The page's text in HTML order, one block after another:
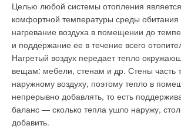
Целью любой системы отопления
комфортной температуры среды обитания
нагревание воздуха в помещении до
и поддержание ее в течение всего
Нагретый воздух передает тепло
вещам: мебели, стенам и др. Стены часть
наружному воздуху, поэтому тепло в
непрерывно добавлять, то есть
баланс — сколько тепла ушло наружу,
добавить.
реактопласта,
армированного
стекловолокном, под
муфтовое соединение
Табл. 1. Основные
Ганноверская ярмарка — Hannover Messe,
году проходила с 7 по 11 апреля,
крупнейших в мире выставок высоких
и промышленной автоматизации. Из года в
предоставляются уникальные
установления международных контактов,
сотрудничества, привлечения инвестиций
рынков сбыта.
Каждую весну Ганновер превращается в